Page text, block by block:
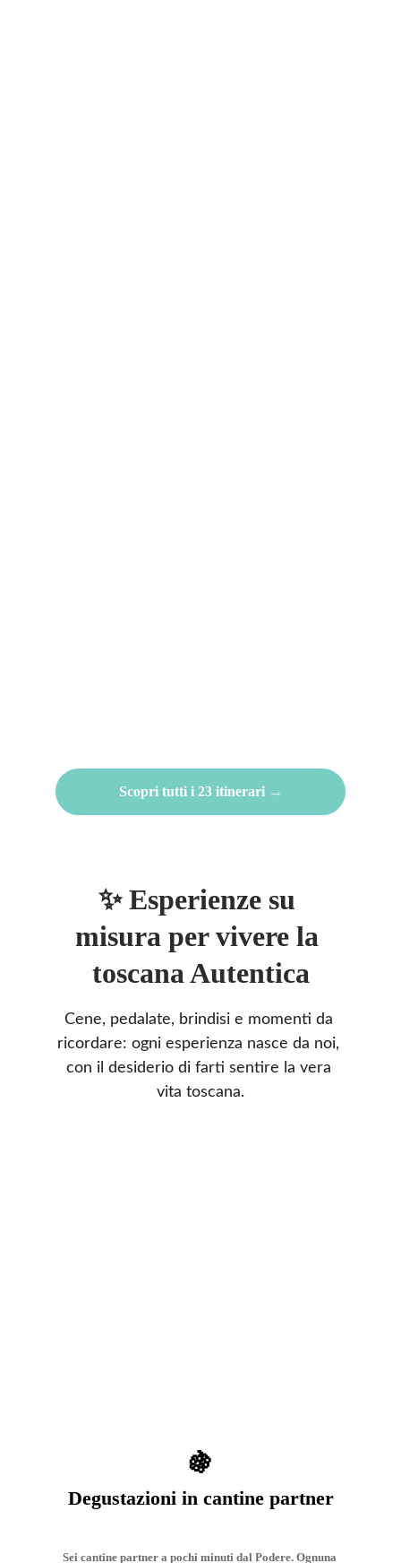
Scopri tutti i 23 itinerari →
✨ Esperienze su
misura per vivere la
toscana Autentica
Cene, pedalate, brindisi e momenti da
ricordare: ogni esperienza nasce da noi,
con il desiderio di farti sentire la vera
vita toscana.
🍇
Degustazioni in cantine partner
Sei cantine partner a pochi minuti dal Podere. Ognuna